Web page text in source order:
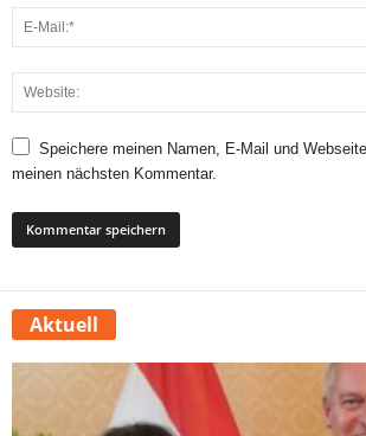
Speichere meinen Namen, E-Mail und
meinen nächsten Kommentar.
Aktuell